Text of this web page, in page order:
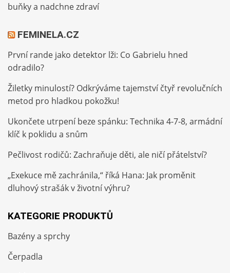
buňky a nadchne zdraví
FEMINELA.CZ
První rande jako detektor lži: Co Gabrielu hned
odradilo?
Žiletky minulostí? Odkrýváme tajemství čtyř revolučních
metod pro hladkou pokožku!
Ukončete utrpení beze spánku: Technika 4-7-8, armádní
klíč k poklidu a snům
Pečlivost rodičů: Zachraňuje děti, ale ničí přátelství?
„Exekuce mě zachránila,“ říká Hana: Jak proměnit
dluhový strašák v životní výhru?
KATEGORIE PRODUKTŮ
Bazény a sprchy
Čerpadla